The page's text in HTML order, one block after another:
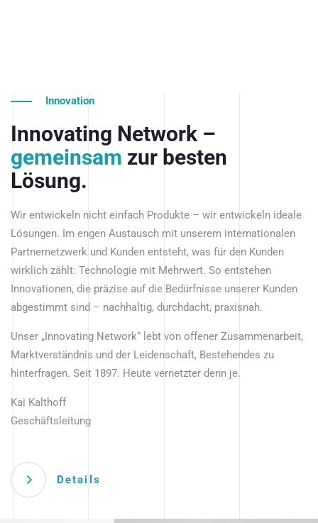
Innovation
Innovating Network –
gemeinsam zur besten
Lösung.
Wir entwickeln nicht einfach Produkte – wir entwickeln ideale
Lösungen. Im engen Austausch mit unserem internationalen
Partnernetzwerk und Kunden entsteht, was für den Kunden
wirklich zählt: Technologie mit Mehrwert. So entstehen
Innovationen, die präzise auf die Bedürfnisse unserer Kunden
abgestimmt sind – nachhaltig, durchdacht, praxisnah.
Unser „Innovating Network“ lebt von offener Zusammenarbeit,
Marktverständnis und der Leidenschaft, Bestehendes zu
hinterfragen. Seit 1897. Heute vernetzter denn je.
Kai Kalthoff
Geschäftsleitung
Details